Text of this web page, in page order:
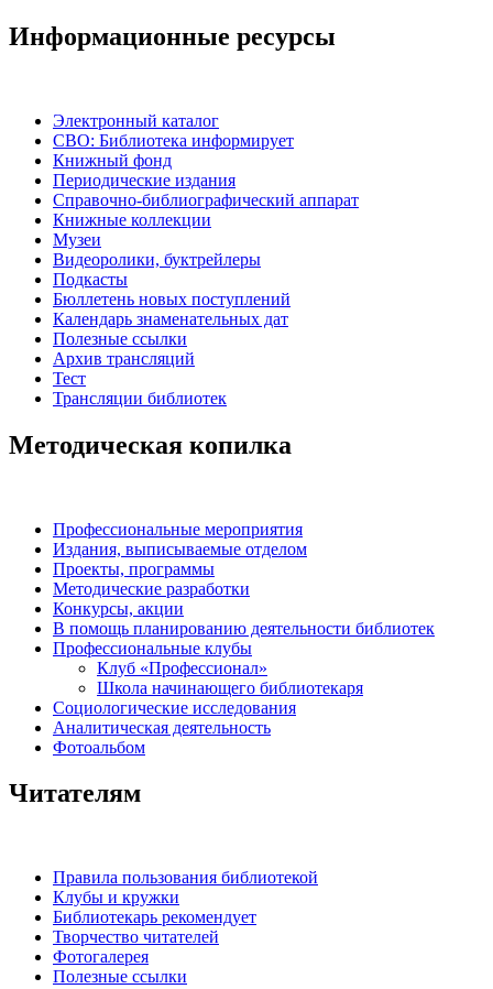
Информационные ресурсы
Электронный каталог
СВО: Библиотека информирует
Книжный фонд
Периодические издания
Справочно-библиографический аппарат
Книжные коллекции
Музеи
Видеоролики, буктрейлеры
Подкасты
Бюллетень новых поступлений
Календарь знаменательных дат
Полезные ссылки
Архив трансляций
Тест
Трансляции библиотек
Методическая копилка
Профессиональные мероприятия
Издания, выписываемые отделом
Проекты, программы
Методические разработки
Конкурсы, акции
В помощь планированию деятельности библиотек
Профессиональные клубы
Клуб «Профессионал»
Школа начинающего библиотекаря
Социологические исследования
Аналитическая деятельность
Фотоальбом
Читателям
Правила пользования библиотекой
Клубы и кружки
Библиотекарь рекомендует
Творчество читателей
Фотогалерея
Полезные ссылки